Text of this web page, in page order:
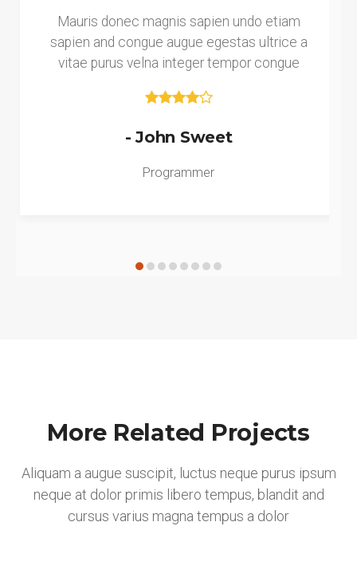
Mauris donec magnis sapien undo etiam
sapien and congue augue egestas ultrice a
vitae purus velna integer tempor congue
- John Sweet
Programmer
More Related Projects
Aliquam a augue suscipit, luctus neque purus ipsum
neque at dolor primis libero tempus, blandit and
cursus varius magna tempus a dolor